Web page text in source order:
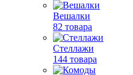
Вешалки
82 товара
Стеллажи
144 товара